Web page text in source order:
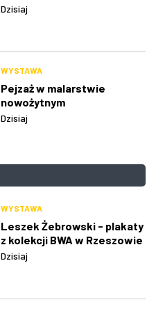
Dzisiaj
WYSTAWA
Pejzaż w malarstwie
nowożytnym
Dzisiaj
WYSTAWA
Leszek Żebrowski - plakaty
z kolekcji BWA w Rzeszowie
Dzisiaj